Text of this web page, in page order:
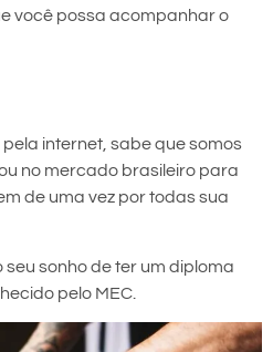
você possa acompanhar o
internet, sabe que somos
no mercado brasileiro para
de uma vez por todas sua
sonho de ter um diploma
pelo MEC.